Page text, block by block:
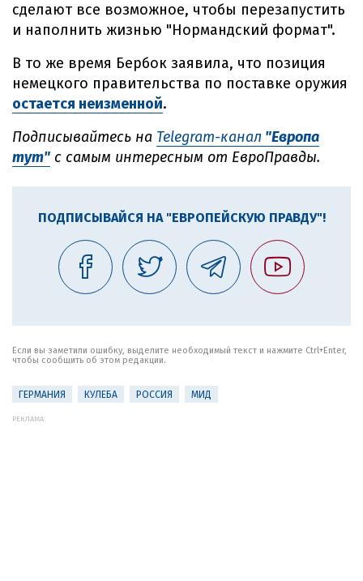
сделают все возможное, чтобы перезапустить
и наполнить жизнью "Нормандский формат".
В то же время Бербок заявила, что позиция
немецкого правительства по поставке оружия
остается неизменной.
Подписывайтесь на Telegram-канал "Европа
тут" с самым интересным от ЕвроПравды.
ПОДПИСЫВАЙСЯ НА "ЕВРОПЕЙСКУЮ ПРАВДУ"!
Если вы заметили ошибку, выделите необходимый текст и нажмите Ctrl+Enter,
чтобы сообщить об этом редакции.
ГЕРМАНИЯ КУЛЕБА РОССИЯ МИД
РЕКЛАМА: